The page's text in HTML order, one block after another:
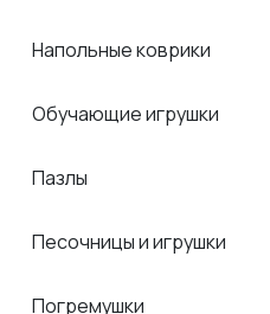
Напольные коврики
Обучающие игрушки
Пазлы
Песочницы и игрушки
Погремушки